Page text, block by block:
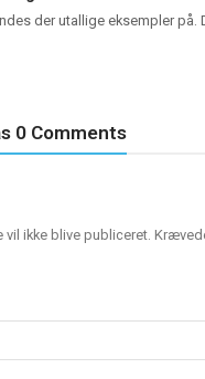
der utallige eksempler på.
0 Comments
vil ikke blive publiceret.